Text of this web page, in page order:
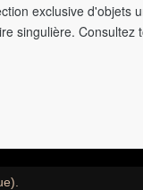
exclusive d'objets
singulière. Consultez